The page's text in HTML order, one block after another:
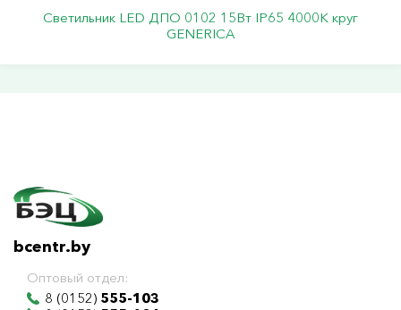
Светильник LED ДПО 0102 15Вт IP65 4000К круг
GENERICA
bcentr.by
Оптовый отдел:
8 (0152) 555-103